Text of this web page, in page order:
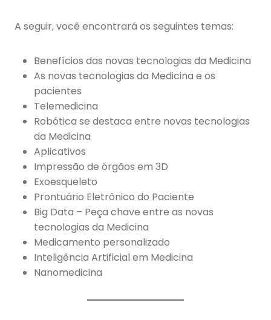
A seguir, você encontrará os seguintes temas:
Benefícios das novas tecnologias da Medicina
As novas tecnologias da Medicina e os
pacientes
Telemedicina
Robótica se destaca entre novas tecnologias
da Medicina
Aplicativos
Impressão de órgãos em 3D
Exoesqueleto
Prontuário Eletrônico do Paciente
Big Data – Peça chave entre as novas
tecnologias da Medicina
Medicamento personalizado
Inteligência Artificial em Medicina
Nanomedicina